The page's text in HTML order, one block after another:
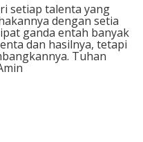
setiap talenta yang
dengan setia
ganda entah banyak
dan hasilnya, tetapi
Tuhan